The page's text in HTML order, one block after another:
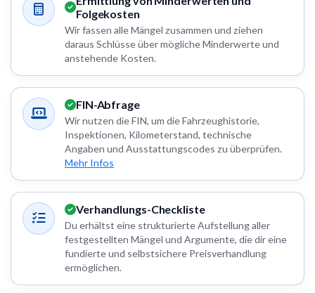
Folgekosten
Wir fassen alle Mängel zusammen und ziehen
daraus Schlüsse über mögliche Minderwerte und
anstehende Kosten.
FIN-Abfrage
Wir nutzen die FIN, um die Fahrzeughistorie,
Inspektionen, Kilometerstand, technische
Angaben und Ausstattungscodes zu überprüfen.
Mehr Infos
Verhandlungs-Checkliste
Du erhältst eine strukturierte Aufstellung aller
festgestellten Mängel und Argumente, die dir eine
fundierte und selbstsichere Preisverhandlung
ermöglichen.